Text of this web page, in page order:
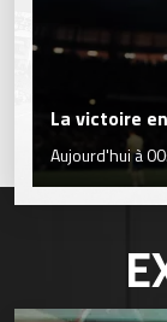
La victoire
Aujourd'hui à